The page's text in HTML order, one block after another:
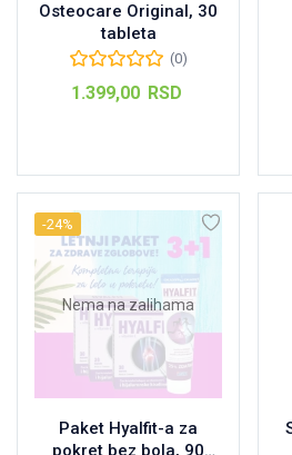
Osteocare Original, 30
tableta
(0)
1.399,00 RSD
-24%
Nema na zalihama
Paket Hyalfit-a za